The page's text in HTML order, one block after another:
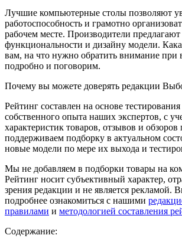
Лучшие компьютерные столы позволяют
работоспособность и грамотно
рабочем месте. Производители
функциональности и дизайну модели.
вам, на что нужно обратить внимание
подробно и поговорим.
Почему вы можете доверять редакции
Рейтинг составлен на основе
собственного опыта наших экспертов, с
характеристик товаров, отзывов и
поддерживаем подборку в актуальном
новые модели по мере их выхода и
Мы не добавляем в подборки товары на
Рейтинг носит субъективный характер,
зрения редакции и не является рекламой.
подробнее ознакомиться с нашими
правилами и методологией составления
Содержание: